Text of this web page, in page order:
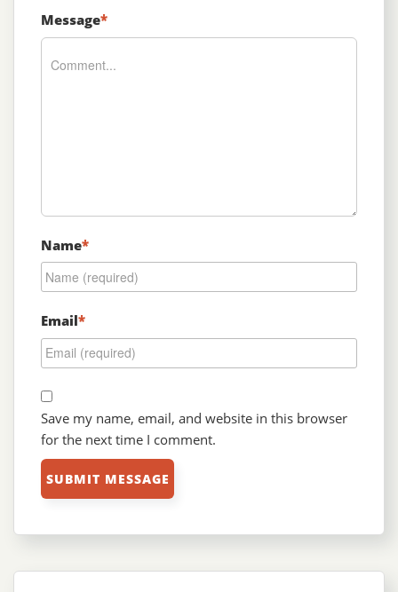
Message*
Name*
Email*
Save my name, email, and website in this browser
for the next time I comment.